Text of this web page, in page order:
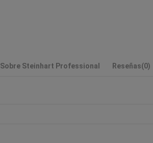
Sobre Steinhart Professional Reseñas(0)